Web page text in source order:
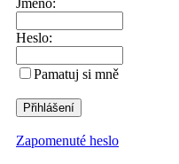
Jméno:
Heslo:
Pamatuj si mně
Zapomenuté heslo